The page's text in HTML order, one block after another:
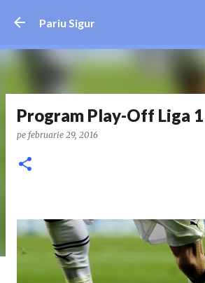
Treceți la conținutul
Pariu Sigur
Program Play-Off Liga 1
pe februarie 29, 2016